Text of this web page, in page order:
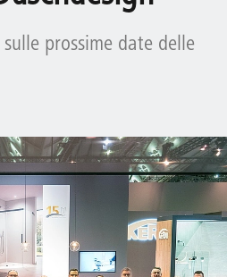
prossime date delle